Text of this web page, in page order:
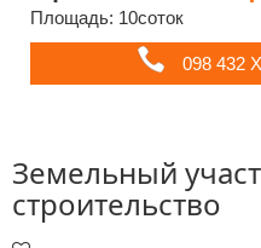
Площадь: 10соток
098 432
Земельный
строительство